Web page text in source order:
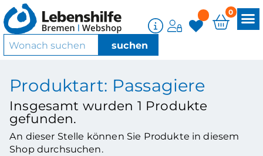
0
Produktart: Passagiere
Insgesamt wurden 1 Produkte
gefunden.
An dieser Stelle können Sie Produkte in diesem
Shop durchsuchen.